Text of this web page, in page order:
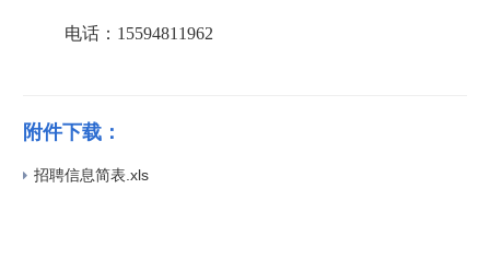
电话： 15594811962
附件下载：
招聘信息简表.xls